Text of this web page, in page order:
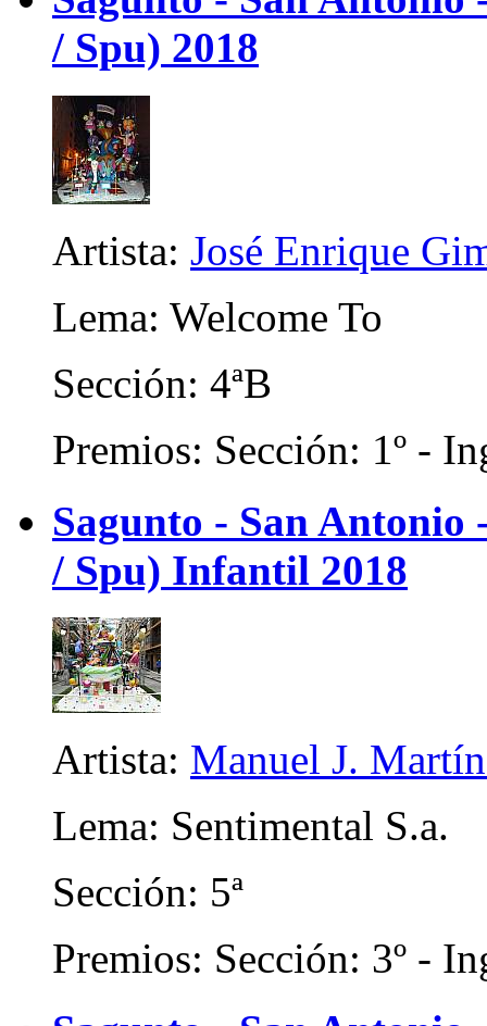
/ Spu) 2018
Artista: José Enrique
Lema: Welcome To
Sección: 4ªB
Premios: Sección: 1º -
Sagunto - San
/ Spu) Infantil 2018
Artista: Manuel J.
Lema: Sentimental S.a.
Sección: 5ª
Premios: Sección: 3º -